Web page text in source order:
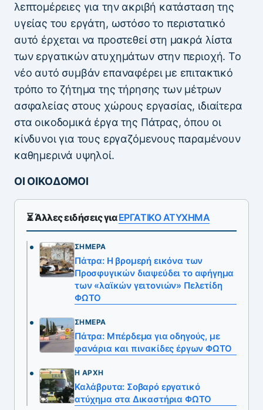
λεπτομέρειες για την ακριβή κατάσταση της
υγείας του εργάτη, ωστόσο το περιστατικό
αυτό έρχεται να προστεθεί στη μακρά λίστα
των εργατικών ατυχημάτων στην περιοχή. Το
νέο αυτό συμβάν επαναφέρει με επιτακτικό
τρόπο το ζήτημα της τήρησης των μέτρων
ασφαλείας στους χώρους εργασίας, ιδιαίτερα
στα οικοδομικά έργα της Πάτρας, όπου οι
κίνδυνοι για τους εργαζόμενους παραμένουν
καθημερινά υψηλοί.
ΟΙ ΟΙΚΟΔΟΜΟΙ
⏳ Άλλες ειδήσεις γιαΕΡΓΑΤΙΚΟ ΑΤΥΧΗΜΑ
ΣΉΜΕΡΑ
Πάτρα: Η βρομερή εικόνα των
Προσφυγικών διαψεύδει το αφήγημα
των «λαϊκών γειτονιών» Πελετίδη
ΦΩΤΟ
ΣΉΜΕΡΑ
Πάτρα: Μπέρδεμα για οδηγούς, με
φανάρια και πινακίδες έργων ΦΩΤΟ
Η ΑΡΧΉ
Καλάβρυτα: Σοβαρό εργατικό
ατύχημα στα Δικαστήρια ΦΩΤΟ